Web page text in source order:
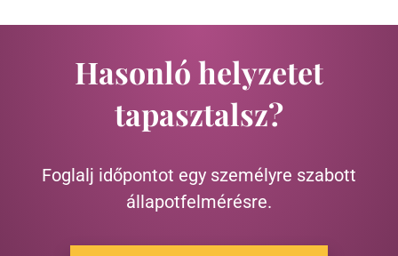
Hasonló helyzetet
tapasztalsz?
Foglalj időpontot egy személyre szabott
állapotfelmérésre.